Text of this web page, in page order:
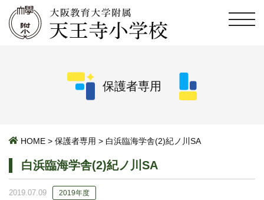
保護者専用
HOME > 保護者専用 > 白浜臨海学舎(2)紀ノ川SA
白浜臨海学舎(2)紀ノ川SA
2019.07.09 2019年度